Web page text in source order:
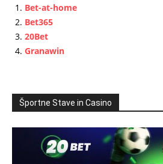
Bet-at-home
Bet365
20Bet
Granawin
Športne Stave in Casino